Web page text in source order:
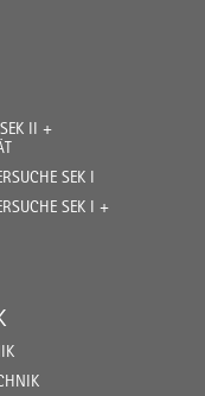
II +
SEK I
SEK I +